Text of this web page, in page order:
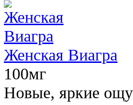
Женская Виагра
100мг
Новые, яркие